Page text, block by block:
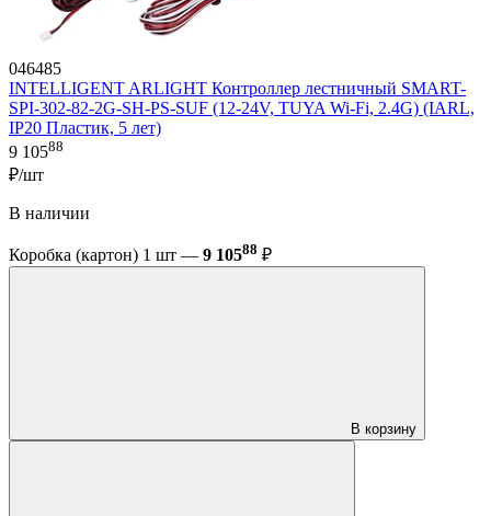
046485
INTELLIGENT ARLIGHT Контроллер лестничный SMART-
SPI-302-82-2G-SH-PS-SUF (12-24V, TUYA Wi-Fi, 2.4G) (IARL,
IP20 Пластик, 5 лет)
9 10588
₽/шт
В наличии
Коробка (картон) 1 шт — 9 10588 ₽
В корзину